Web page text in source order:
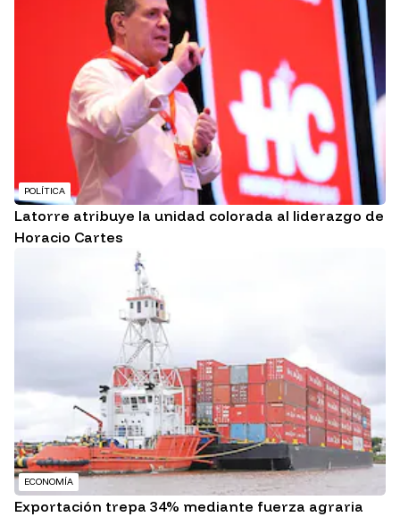
POLÍTICA
Latorre atribuye la unidad colorada al liderazgo de
Horacio Cartes
ECONOMÍA
Exportación trepa 34% mediante fuerza agraria